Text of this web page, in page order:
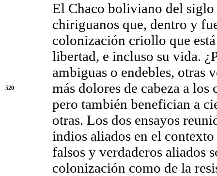
520
El Chaco boliviano del
chiriguanos que, dentro y
colonización criollo que
libertad, e incluso su vida.
ambiguas o endebles, otras
más dolores de cabeza a
pero también benefician a
otras. Los dos ensayos
indios aliados en el
falsos y verdaderos aliados
colonización como de la